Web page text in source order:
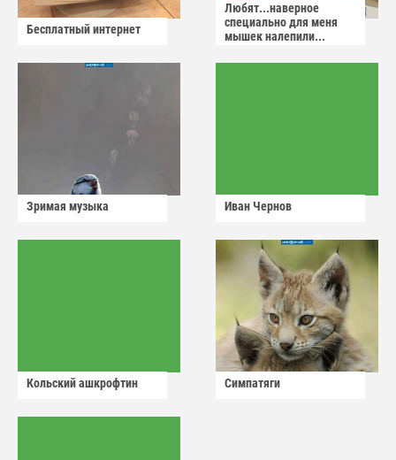
Бесплатный интернет
Любят...наверное
специально для меня
мышек налепили...
Зримая музыка Иван Чернов
Кольский ашкрофтин Симпатяги